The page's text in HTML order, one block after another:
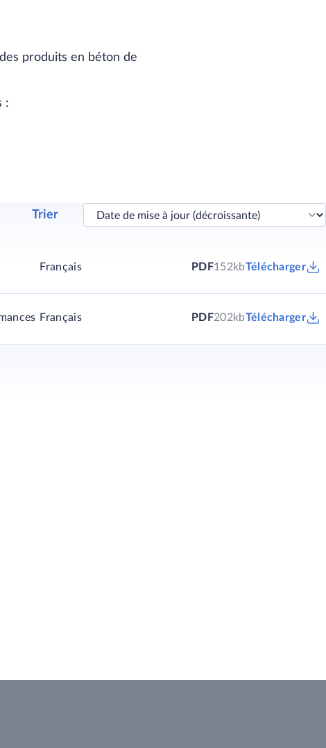
produits en béton de
:
Trier
Français PDF152kbTélécharger
Français PDF202kbTélécharger